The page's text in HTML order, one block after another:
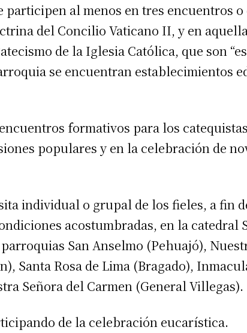
participen al menos en tres encuentros
del Concilio Vaticano II, y en
de la Iglesia Católica, que son
se encuentran establecimientos
formativos para los
populares y en la celebración de
individual o grupal de los fieles, a fin
acostumbradas, en la catedral
San Anselmo (Pehuajó),
Santa Rosa de Lima (Bragado),
Señora del Carmen (General Villegas).
de la celebración eucarística.